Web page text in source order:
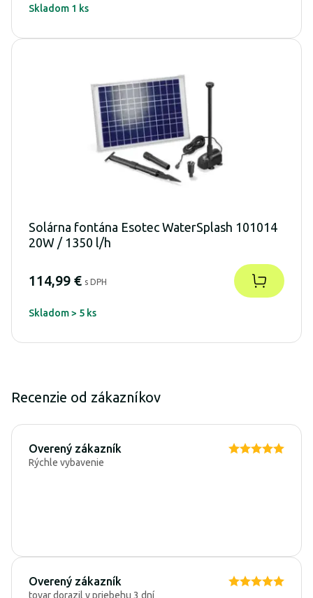
Skladom 1 ks
Solárna fontána Esotec WaterSplash 101014
20W / 1350 l/h
114,99 € s DPH
Skladom > 5 ks
Recenzie od zákazníkov
Overený zákazník
Rýchle vybavenie
Overený zákazník
tovar dorazil v priebehu 3 dní